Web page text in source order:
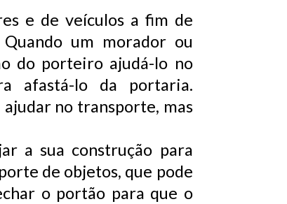
e de veículos a fim de
um morador ou
do porteiro ajudá-lo no
afastá-lo da portaria.
no transporte, mas
a sua construção para
de objetos, que pode
o portão para que o